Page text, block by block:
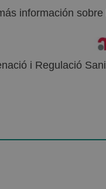
información
i Regulació